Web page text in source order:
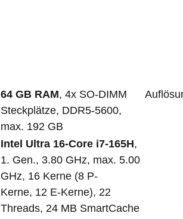
64 GB RAM, 4x SO-DIMM
Steckplätze, DDR5-5600,
max. 192 GB
Intel Ultra 16-Core i7-165H,
1. Gen., 3.80 GHz, max. 5.00
GHz, 16 Kerne (8 P-
Kerne, 12 E-Kerne), 22
Threads, 24 MB SmartCache